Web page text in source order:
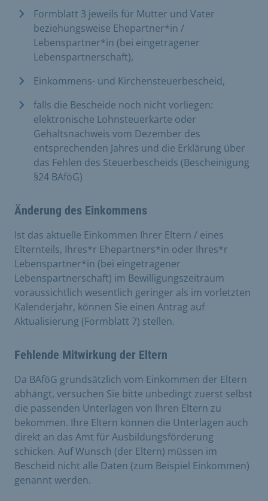
Formblatt 3 jeweils für Mutter und Vater
beziehungsweise Ehepartner*in /
Lebenspartner*in (bei eingetragener
Lebenspartnerschaft),
Einkommens- und Kirchensteuerbescheid,
falls die Bescheide noch nicht vorliegen:
elektronische Lohnsteuerkarte oder
Gehaltsnachweis vom Dezember des
entsprechenden Jahres und die Erklärung über
das Fehlen des Steuerbescheids (Bescheinigung
§24 BAföG)
Änderung des Einkommens
Ist das aktuelle Einkommen Ihrer Eltern / eines
Elternteils, Ihres*r Ehepartners*in oder Ihres*r
Lebenspartner*in (bei eingetragener
Lebenspartnerschaft) im Bewilligungszeitraum
voraussichtlich wesentlich geringer als im vorletzten
Kalenderjahr, können Sie einen Antrag auf
Aktualisierung (Formblatt 7) stellen.
Fehlende Mitwirkung der Eltern
Da BAföG grundsätzlich vom Einkommen der Eltern
abhängt, versuchen Sie bitte unbedingt zuerst selbst
die passenden Unterlagen von Ihren Eltern zu
bekommen. Ihre Eltern können die Unterlagen auch
direkt an das Amt für Ausbildungsförderung
schicken. Auf Wunsch (der Eltern) müssen im
Bescheid nicht alle Daten (zum Beispiel Einkommen)
genannt werden.